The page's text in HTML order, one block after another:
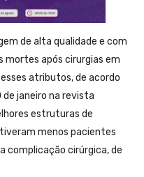
de alta qualidade e com
após cirurgias em
atributos, de acordo
janeiro na revista
estruturas de
menos pacientes
complicação cirúrgica, de